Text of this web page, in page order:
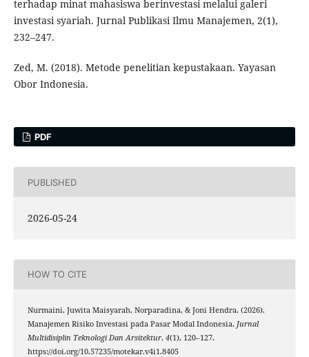
terhadap minat mahasiswa berinvestasi melalui galeri
investasi syariah. Jurnal Publikasi Ilmu Manajemen, 2(1),
232–247.
Zed, M. (2018). Metode penelitian kepustakaan. Yayasan
Obor Indonesia.
PDF
PUBLISHED
2026-05-24
HOW TO CITE
Nurmaini, Juwita Maisyarah, Norparadina, & Joni Hendra. (2026).
Manajemen Risiko Investasi pada Pasar Modal Indonesia. Jurnal
Multidisiplin Teknologi Dan Arsitektur, 4(1), 120–127.
https://doi.org/10.57235/motekar.v4i1.8405